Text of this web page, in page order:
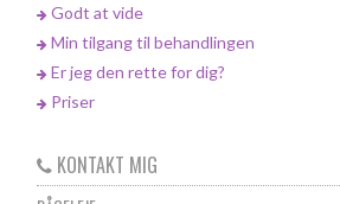
Godt at vide
Min tilgang til behandlingen
Er jeg den rette for dig?
Priser
KONTAKT MIG